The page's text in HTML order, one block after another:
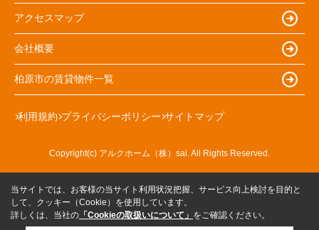
アクセスマップ
会社概要
柏原市の賃貸物件一覧
利用規約 プライバシーポリシー サイトマップ
Copyright(c) アルクホーム（株）sai. All Rights Reserved.
当サイトでは、お客様の当サイト利用状況把握、サービス向上検討を目的と
して、クッキー（Cookie）を使用しています。
詳しくは、当社の 「Cookieの取扱いについて」 をご確認ください。